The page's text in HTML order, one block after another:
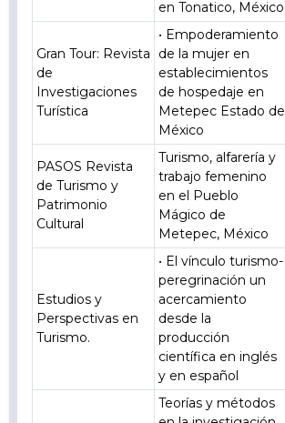
en Tonatico, México
Gran Tour: Revista
de
Investigaciones
Turística
• Empoderamiento
de la mujer en
establecimientos
de hospedaje en
Metepec Estado de
México
PASOS Revista
de Turismo y
Patrimonio
Cultural
Turismo, alfarería y
trabajo femenino
en el Pueblo
Mágico de
Metepec, México
Estudios y
Perspectivas en
Turismo.
• El vínculo turismo-
peregrinación un
acercamiento
desde la
producción
científica en inglés
y en español
Teorías y métodos